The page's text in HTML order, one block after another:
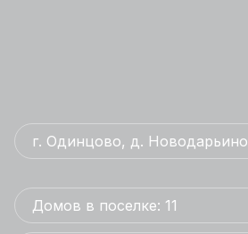
г. Одинцово, д. Новодарьино
Домов в поселке: 11